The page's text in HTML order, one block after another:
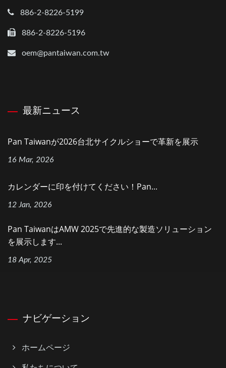
886-2-8226-5199
886-2-8226-5196
oem@pantaiwan.com.tw
最新ニュース
Pan Taiwanが2026台北サイクルショーで革新を展示
16 Mar, 2026
カレンダーに印を付けてください！Pan...
12 Jan, 2026
Pan TaiwanはAMW 2025で先進的な製造ソリューション
を展示します...
18 Apr, 2025
ナビゲーション
ホームページ